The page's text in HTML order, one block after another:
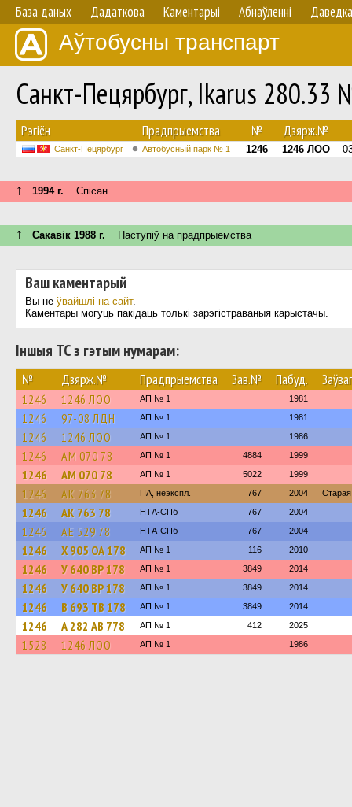
База даных Дадаткова Каментарыі Абнаўленнi Даведка
Аўтобусны транспарт
Санкт-Пецярбург, Ikarus 280.33
Рэгіён Прадпрыемства № Дзярж.№
Санкт-Пецярбург Автобусный парк № 1 1246 1246 ЛОО
↑ 1994 г. Спісан
↑ Сакавік 1988 г. Паступiў на прадпрыемства
Ваш каментарый
Вы не ўвайшлі на сайт.
Каментары могуць пакідаць толькі зарэгістраваныя карыстачы.
Іншыя ТС з гэтым нумарам:
№ Дзярж.№ Прадпрыемства Зав.№ Пабуд.
1246 1246 ЛОО АП № 1 1981
1246 97-08 ЛДН АП № 1 1981
1246 1246 ЛОО АП № 1 1986
1246 АМ 070 78 АП № 1 4884 1999
1246 АМ 070 78 АП № 1 5022 1999
1246 АК 763 78 ПА, неэкспл. 767 2004
1246 АК 763 78 НТА-СПб 767 2004
1246 АЕ 529 78 НТА-СПб 767 2004
1246 Х 905 ОА 178 АП № 1 116 2010
1246 У 640 ВР 178 АП № 1 3849 2014
1246 У 640 ВР 178 АП № 1 3849 2014
1246 В 693 ТВ 178 АП № 1 3849 2014
1246 А 282 АВ 778 АП № 1 412 2025
1528 1246 ЛОО АП № 1 1986